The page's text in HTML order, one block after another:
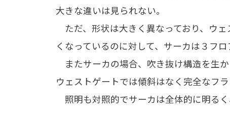
大きな違いは見られない。
ただ、形状は大きく異なっており、ウ
くなっているのに対して、サーカは３フ
またサーカの場合、吹き抜け構造を生か
ウェストゲートでは傾斜はなく完全なフラ
照明も対照的でサーカは全体的に明るく